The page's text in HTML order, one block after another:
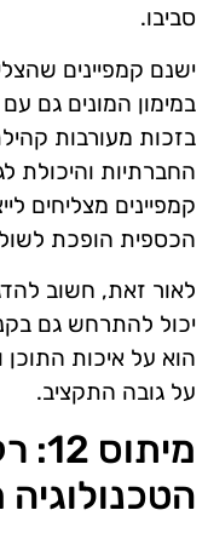
סביבו.
ישנם קמפיינים
במימון המונים גם
בזכות מעורבות
החברתיות והיכולת
קמפיינים מצליחים
הכספית הופכת
לאור זאת, חשוב
יכול להתרחש גם
הוא על איכות
על גובה התקציב.